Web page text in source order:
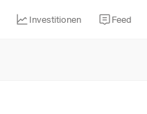
Investitionen Feed